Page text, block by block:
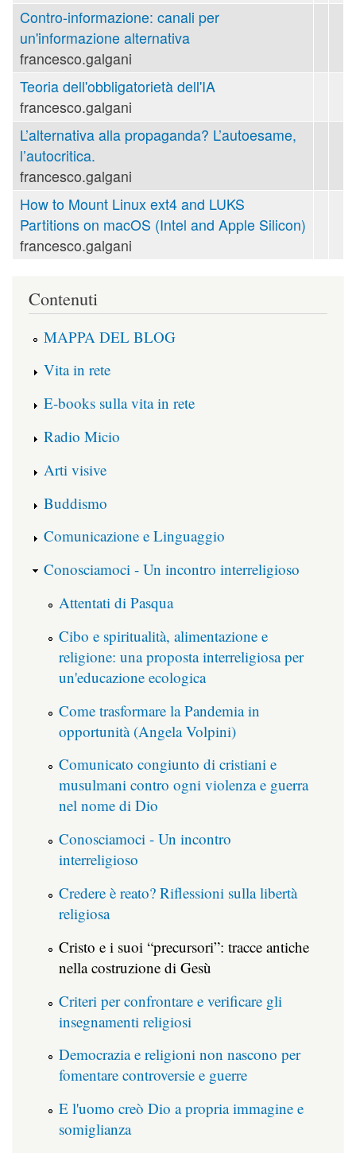
Contro-informazione: canali per
un'informazione alternativa
francesco.galgani
Teoria dell'obbligatorietà dell'IA
francesco.galgani
L’alternativa alla propaganda? L’autoesame,
l’autocritica.
francesco.galgani
How to Mount Linux ext4 and LUKS
Partitions on macOS (Intel and Apple Silicon)
francesco.galgani
Contenuti
MAPPA DEL BLOG
Vita in rete
E-books sulla vita in rete
Radio Micio
Arti visive
Buddismo
Comunicazione e Linguaggio
Conosciamoci - Un incontro interreligioso
Attentati di Pasqua
Cibo e spiritualità, alimentazione e
religione: una proposta interreligiosa per
un'educazione ecologica
Come trasformare la Pandemia in
opportunità (Angela Volpini)
Comunicato congiunto di cristiani e
musulmani contro ogni violenza e guerra
nel nome di Dio
Conosciamoci - Un incontro
interreligioso
Credere è reato? Riflessioni sulla libertà
religiosa
Cristo e i suoi “precursori”: tracce antiche
nella costruzione di Gesù
Criteri per confrontare e verificare gli
insegnamenti religiosi
Democrazia e religioni non nascono per
fomentare controversie e guerre
E l'uomo creò Dio a propria immagine e
somiglianza